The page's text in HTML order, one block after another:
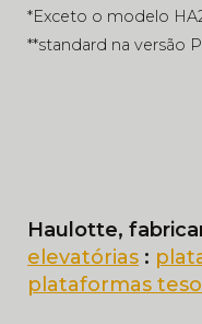
*Exceto o modelo
**standard na versão
Haulotte,
elevatórias :
plataformas